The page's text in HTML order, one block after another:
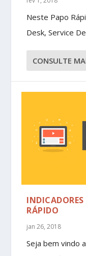
Neste Papo
Desk, Service
CONSULTE
RÁPIDO
jan 26, 2018
Seja bem vindo